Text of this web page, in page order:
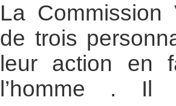
La Commission
de trois
leur action en
l’homme . Il